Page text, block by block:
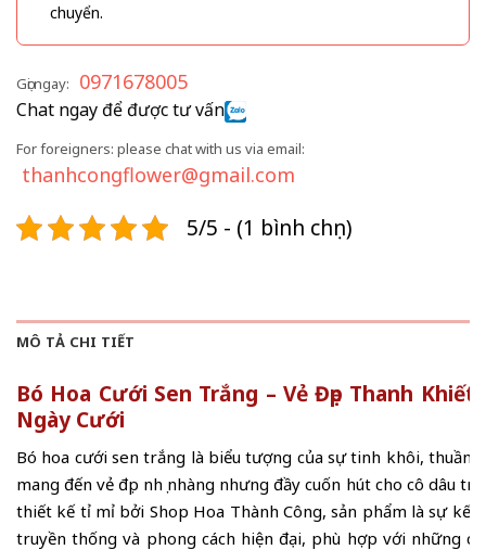
chuyển.
Gọi ngay: 0971678005
Chat ngay để được tư vấn
For foreigners: please chat with us via email:
thanhcongflower@gmail.com
5/5 - (1 bình chọn)
MÔ TẢ CHI TIẾT
Bó Hoa Cưới Sen Trắng – Vẻ Đẹp Thanh Khiết
Ngày Cưới
Bó hoa cưới sen trắng là biểu tượng của sự tinh khôi, thuần
mang đến vẻ đẹp nhẹ nhàng nhưng đầy cuốn hút cho cô dâu
thiết kế tỉ mỉ bởi Shop Hoa Thành Công, sản phẩm là sự kết
truyền thống và phong cách hiện đại, phù hợp với những